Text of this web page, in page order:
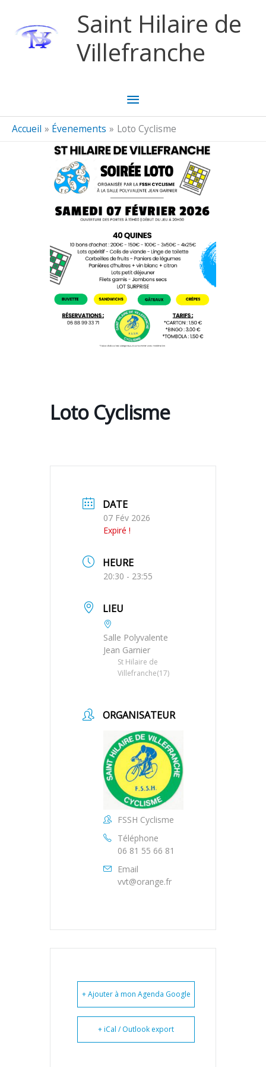
Saint Hilaire de
Villefranche
Menu
principal
Accueil Évenements Loto Cyclisme
Loto Cyclisme
DATE
07 Fév 2026
Expiré !
HEURE
20:30 - 23:55
LIEU
Salle Polyvalente
Jean Garnier
St Hilaire de
Villefranche(17)
ORGANISATEUR
FSSH Cyclisme
Téléphone
06 81 55 66 81
Email
vvt@orange.fr
+ Ajouter à mon Agenda Google
+ iCal / Outlook export